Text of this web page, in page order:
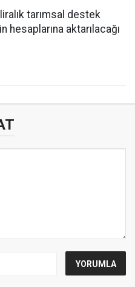
tarımsal destek
aktarılacağı